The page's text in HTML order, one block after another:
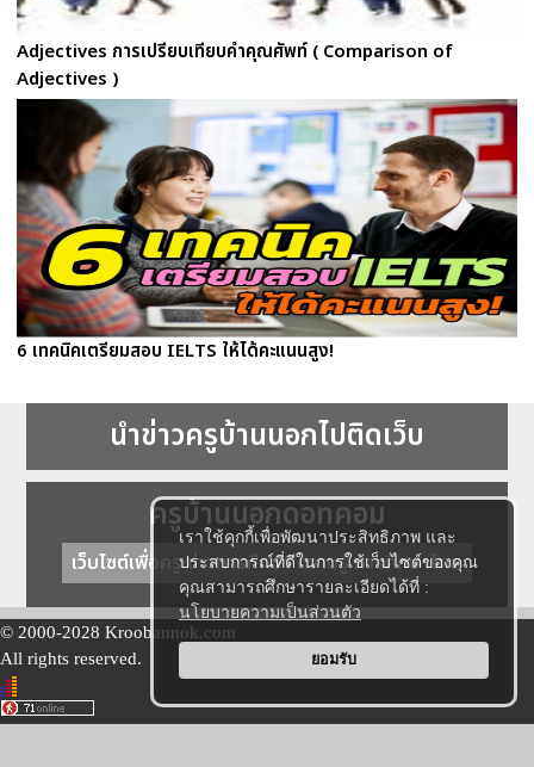
เราใช้คุกกี้เพื่อพัฒนาประสิทธิภาพ และ
ประสบการณ์ที่ดีในการใช้เว็บไซต์ของคุณ
คุณสามารถศึกษารายละเอียดได้ที่ :
นโยบายความเป็นส่วนตัว
ยอมรับ
Adjectives การเปรียบเทียบคำคุณศัพท์ ( Comparison of
Adjectives )
6 เทคนิคเตรียมสอบ IELTS ให้ได้คะแนนสูง!
นำข่าวครูบ้านนอกไปติดเว็บ
ครูบ้านนอกดอทคอม
เว็บไซต์เพื่อครู ข่าวการศึกษา ความรู้ การศึกษาไทย
© 2000-2028 Kroobannok.com
All rights reserved.